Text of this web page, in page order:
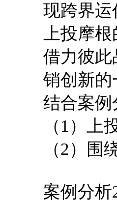
现跨界运
上投摩
借力彼
销创新
结合案
（1）
（2）
案例分析